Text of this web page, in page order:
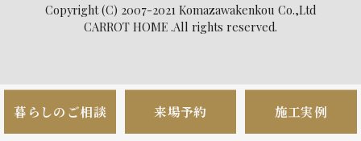
Copyright (C) 2007-2021 Komazawakenkou Co.,Ltd
CARROT HOME .All rights reserved.
暮らしのご相談 来場予約 施工実例